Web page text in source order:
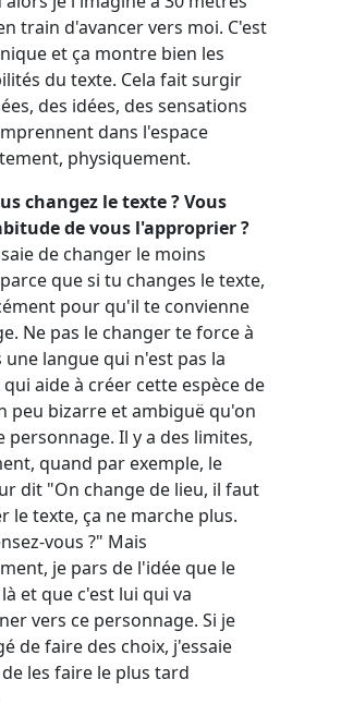
train d'avancer vers moi. C'est
et ça montre bien les
du texte. Cela fait surgir
des idées, des sensations
dans l'espace
physiquement.
changez le texte ? Vous
de vous l'approprier ?
de changer le moins
que si tu changes le texte,
pour qu'il te convienne
Ne pas le changer te force à
une langue qui n'est pas la
aide à créer cette espèce de
peu bizarre et ambiguë qu'on
personnage. Il y a des limites,
quand par exemple, le
dit "On change de lieu, il faut
le texte, ça ne marche plus.
vous ?" Mais
je pars de l'idée que le
et que c'est lui qui va
vers ce personnage. Si je
de faire des choix, j'essaie
les faire le plus tard